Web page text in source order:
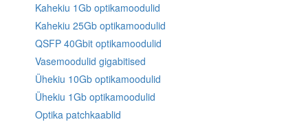
Kahekiu 1Gb optikamoodulid
Kahekiu 25Gb optikamoodulid
QSFP 40Gbit optikamoodulid
Vasemoodulid gigabitised
Ühekiu 10Gb optikamoodulid
Ühekiu 1Gb optikamoodulid
Optika patchkaablid